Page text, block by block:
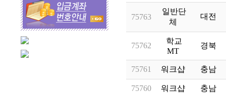
75763
일반단
체
대전
75762
학교
MT
경북
75761 워크샵 충남
75760 워크샵 충남